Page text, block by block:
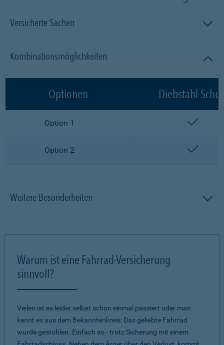
Versicherte Sachen
Kombinationsmöglichkeiten
Optionen Diebstahl-
Option 1
Option 2
Weitere Besonderheiten
Warum ist eine Fahrrad-Versicherung
sinnvoll?
Vielen ist es leider selbst schon einmal passiert oder man
kennt es aus dem Bekanntenkreis: Das geliebte Fahrrad
wurde gestohlen. Einfach so - trotz Sicherung mit einem